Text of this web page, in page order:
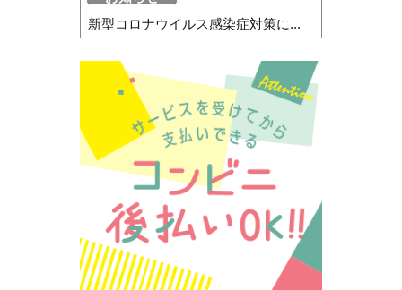
新型コロナウイルス感染症対策に...